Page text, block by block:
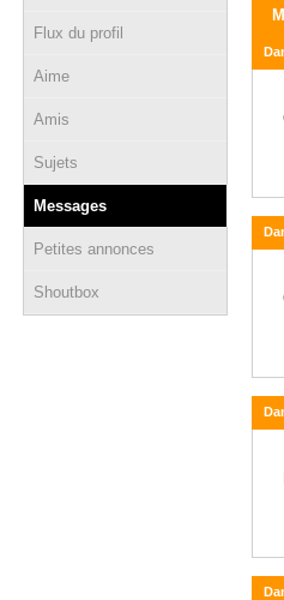
Flux du profil
Aime
Amis
Sujets
Messages
Petites annonces
Shoutbox